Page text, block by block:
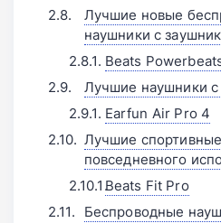
Лучшие новые
наушники с
Beats
Лучшие наушники
Earfun Air Pro 4
Лучшие
повседневного
Beats Fit Pro
Беспроводные